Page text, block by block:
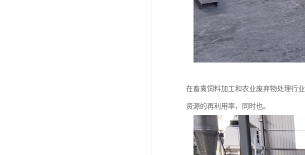
在畜禽饲料加工和农业废弃物处理行
资源的再利用率，同时也。